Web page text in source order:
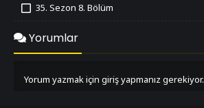
35. Sezon 8. Bölüm
İzledim
35. Sezon 9. Bölüm
İzledim
35. Sezon 11. Bölüm
Yorumlar
Yorum yazmak için giriş yapmanız gerekiyor.